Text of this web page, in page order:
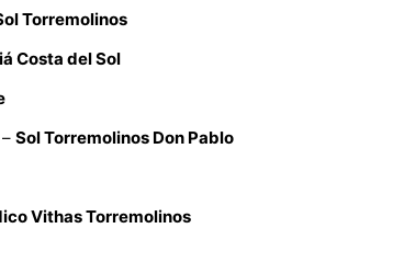
Torremolinos
Costa del Sol
– Sol Torremolinos Don Pablo
Vithas Torremolinos